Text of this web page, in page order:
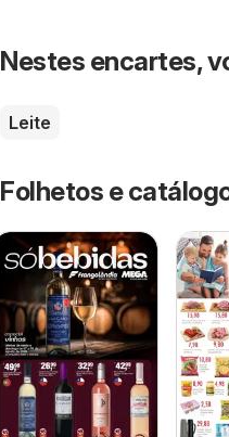
Nestes encartes,
Leite
Folhetos e